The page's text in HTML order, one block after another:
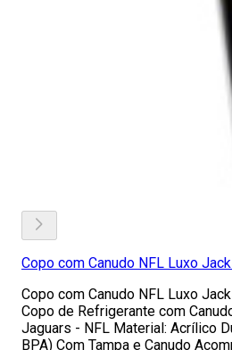
Copo com Canudo NFL Luxo
Copo com Canudo NFL Luxo
Copo de Refrigerante com
Jaguars - NFL Material: Acrílico
BPA) Com Tampa e Canudo